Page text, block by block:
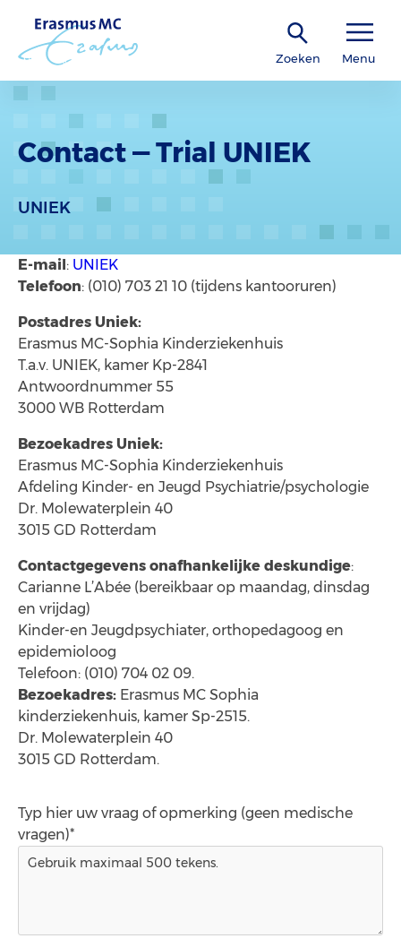
Zoeken Menu
Contact — Trial UNIEK
UNIEK
E-mail: UNIEK
Telefoon: (010) 703 21 10 (tijdens kantooruren)
Postadres Uniek:
Erasmus MC-Sophia Kinderziekenhuis
T.a.v. UNIEK, kamer Kp-2841
Antwoordnummer 55
3000 WB Rotterdam
Bezoekadres Uniek:
Erasmus MC-Sophia Kinderziekenhuis
Afdeling Kinder- en Jeugd Psychiatrie/psychologie
Dr. Molewaterplein 40
3015 GD Rotterdam
Contactgegevens onafhankelijke deskundige:
Carianne L’Abée (bereikbaar op maandag, dinsdag
en vrijdag)
Kinder-en Jeugdpsychiater, orthopedagoog en
epidemioloog
Telefoon: (010) 704 02 09.
Bezoekadres: Erasmus MC Sophia
kinderziekenhuis, kamer Sp-2515.
Dr. Molewaterplein 40
3015 GD Rotterdam.
Typ hier uw vraag of opmerking (geen medische
vragen)*